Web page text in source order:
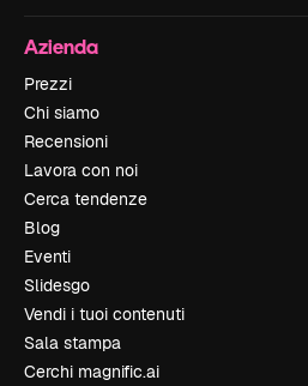
Azienda
Prezzi
Chi siamo
Recensioni
Lavora con noi
Cerca tendenze
Blog
Eventi
Slidesgo
Vendi i tuoi contenuti
Sala stampa
Cerchi magnific.ai